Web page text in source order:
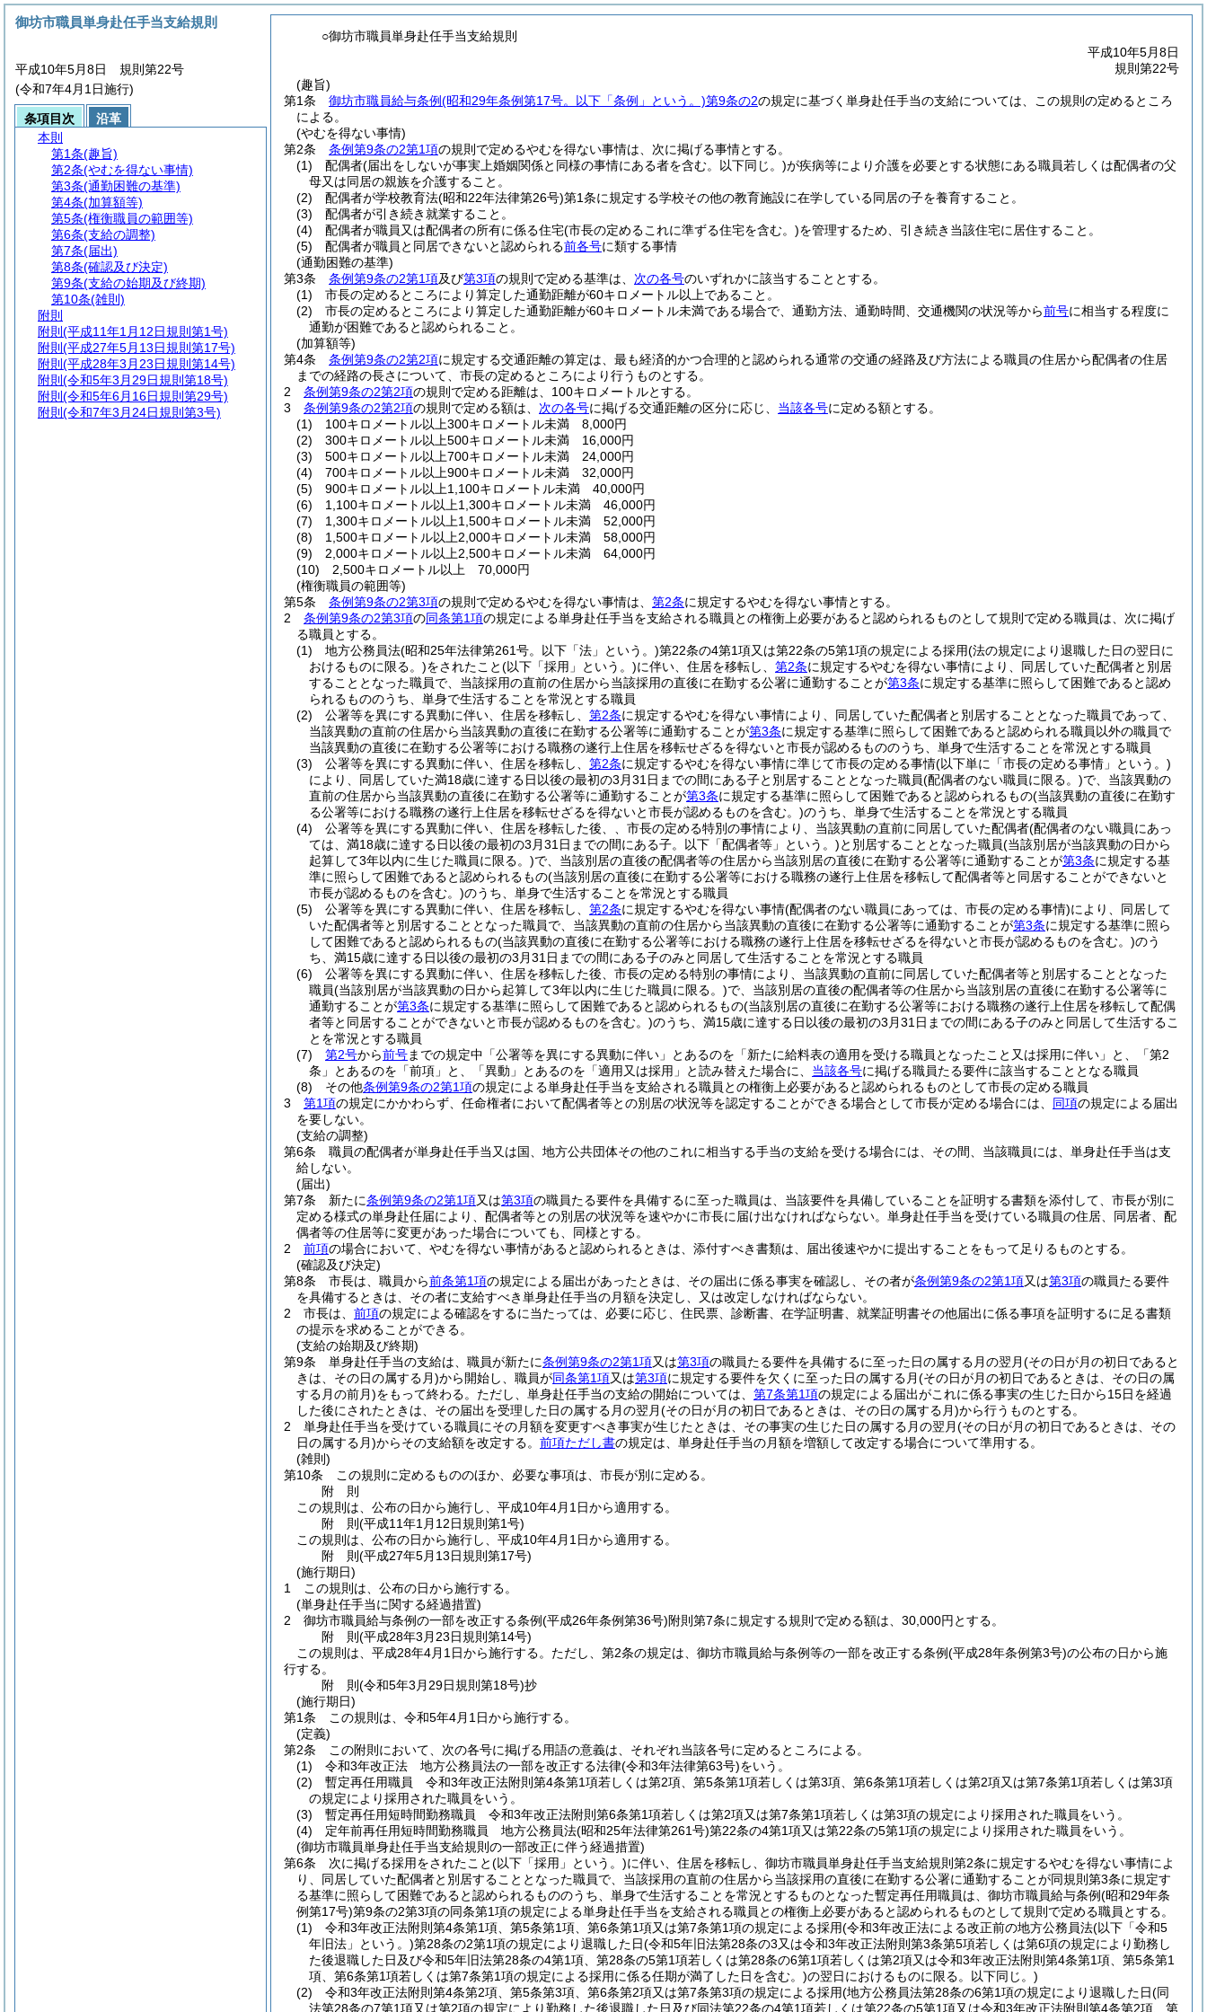
○御坊市職員単身赴任手当支給規則
平成10年5月8日
規則第22号
(趣旨)
第1条
御坊市職員給与条例(昭和29年条例第17号。以下「条例」という。)第9条の2の規定に基づく単身赴任手当の支給については、この規則の定めるところ
による。
(やむを得ない事情)
第2条
条例第9条の2第1項の規則で定めるやむを得ない事情は、次に掲げる事情とする。
(1)
配偶者(届出をしないが事実上婚姻関係と同様の事情にある者を含む。以下同じ。)が疾病等により介護を必要とする状態にある職員若しくは配偶者の父
母又は同居の親族を介護すること。
(2)
配偶者が学校教育法(昭和22年法律第26号)第1条に規定する学校その他の教育施設に在学している同居の子を養育すること。
(3)
配偶者が引き続き就業すること。
(4)
配偶者が職員又は配偶者の所有に係る住宅(市長の定めるこれに準ずる住宅を含む。)を管理するため、引き続き当該住宅に居住すること。
(5)
配偶者が職員と同居できないと認められる前各号に類する事情
(通勤困難の基準)
第3条
条例第9条の2第1項及び第3項の規則で定める基準は、 次の各号のいずれかに該当することとする。
(1)
市長の定めるところにより算定した通勤距離が60キロメートル以上であること。
(2)
市長の定めるところにより算定した通勤距離が60キロメートル未満である場合で、通勤方法、通勤時間、交通機関の状況等から前号に相当する程度に
通勤が困難であると認められること。
(加算額等)
第4条
条例第9条の2第2項に規定する交通距離の算定は、最も経済的かつ合理的と認められる通常の交通の経路及び方法による職員の住居から配偶者の住居
までの経路の長さについて、市長の定めるところにより行うものとする。
2
条例第9条の2第2項の規則で定める距離は、100キロメートルとする。
3
条例第9条の2第2項の規則で定める額は、 次の各号に掲げる交通距離の区分に応じ、 当該各号に定める額とする。
(1)
100キロメートル以上300キロメートル未満 8,000円
(2)
300キロメートル以上500キロメートル未満 16,000円
(3)
500キロメートル以上700キロメートル未満 24,000円
(4)
700キロメートル以上900キロメートル未満 32,000円
(5)
900キロメートル以上1,100キロメートル未満 40,000円
(6)
1,100キロメートル以上1,300キロメートル未満 46,000円
(7)
1,300キロメートル以上1,500キロメートル未満 52,000円
(8)
1,500キロメートル以上2,000キロメートル未満 58,000円
(9)
2,000キロメートル以上2,500キロメートル未満 64,000円
(10)
2,500キロメートル以上 70,000円
(権衡職員の範囲等)
第5条
条例第9条の2第3項の規則で定めるやむを得ない事情は、 第2条に規定するやむを得ない事情とする。
2
条例第9条の2第3項の同条第1項の規定による単身赴任手当を支給される職員との権衡上必要があると認められるものとして規則で定める職員は、次に掲げ
る職員とする。
(1)
地方公務員法(昭和25年法律第261号。以下「法」という。)第22条の4第1項又は第22条の5第1項の規定による採用(法の規定により退職した日の翌日に
おけるものに限る。)をされたこと(以下「採用」という。)に伴い、住居を移転し、 第2条に規定するやむを得ない事情により、同居していた配偶者と別居
することとなった職員で、当該採用の直前の住居から当該採用の直後に在勤する公署に通勤することが第3条に規定する基準に照らして困難であると認め
られるもののうち、単身で生活することを常況とする職員
(2)
公署等を異にする異動に伴い、住居を移転し、 第2条に規定するやむを得ない事情により、同居していた配偶者と別居することとなった職員であって、
当該異動の直前の住居から当該異動の直後に在勤する公署等に通勤することが第3条に規定する基準に照らして困難であると認められる職員以外の職員で
当該異動の直後に在勤する公署等における職務の遂行上住居を移転せざるを得ないと市長が認めるもののうち、単身で生活することを常況とする職員
(3)
公署等を異にする異動に伴い、住居を移転し、 第2条に規定するやむを得ない事情に準じて市長の定める事情(以下単に「市長の定める事情」という。)
により、同居していた満18歳に達する日以後の最初の3月31日までの間にある子と別居することとなった職員(配偶者のない職員に限る。)で、当該異動の
直前の住居から当該異動の直後に在勤する公署等に通勤することが第3条に規定する基準に照らして困難であると認められるもの(当該異動の直後に在勤す
る公署等における職務の遂行上住居を移転せざるを得ないと市長が認めるものを含む。)のうち、単身で生活することを常況とする職員
(4)
公署等を異にする異動に伴い、住居を移転した後、、市長の定める特別の事情により、当該異動の直前に同居していた配偶者(配偶者のない職員にあっ
ては、満18歳に達する日以後の最初の3月31日までの間にある子。以下「配偶者等」という。)と別居することとなった職員(当該別居が当該異動の日から
起算して3年以内に生じた職員に限る。)で、当該別居の直後の配偶者等の住居から当該別居の直後に在勤する公署等に通勤することが第3条に規定する基
準に照らして困難であると認められるもの(当該別居の直後に在勤する公署等における職務の遂行上住居を移転して配偶者等と同居することができないと
市長が認めるものを含む。)のうち、単身で生活することを常況とする職員
(5)
公署等を異にする異動に伴い、住居を移転し、 第2条に規定するやむを得ない事情(配偶者のない職員にあっては、市長の定める事情)により、同居して
いた配偶者等と別居することとなった職員で、当該異動の直前の住居から当該異動の直後に在勤する公署等に通勤することが第3条に規定する基準に照ら
して困難であると認められるもの(当該異動の直後に在勤する公署等における職務の遂行上住居を移転せざるを得ないと市長が認めるものを含む。)のう
ち、満15歳に達する日以後の最初の3月31日までの間にある子のみと同居して生活することを常況とする職員
(6)
公署等を異にする異動に伴い、住居を移転した後、市長の定める特別の事情により、当該異動の直前に同居していた配偶者等と別居することとなった
職員(当該別居が当該異動の日から起算して3年以内に生じた職員に限る。)で、当該別居の直後の配偶者等の住居から当該別居の直後に在勤する公署等に
通勤することが第3条に規定する基準に照らして困難であると認められるもの(当該別居の直後に在勤する公署等における職務の遂行上住居を移転して配偶
者等と同居することができないと市長が認めるものを含む。)のうち、満15歳に達する日以後の最初の3月31日までの間にある子のみと同居して生活するこ
とを常況とする職員
(7)
第2号から前号までの規定中「公署等を異にする異動に伴い」とあるのを「新たに給料表の適用を受ける職員となったこと又は採用に伴い」と、「第2
条」とあるのを「前項」と、「異動」とあるのを「適用又は採用」と読み替えた場合に、 当該各号に掲げる職員たる要件に該当することとなる職員
(8)
その他条例第9条の2第1項の規定による単身赴任手当を支給される職員との権衡上必要があると認められるものとして市長の定める職員
3
第1項の規定にかかわらず、任命権者において配偶者等との別居の状況等を認定することができる場合として市長が定める場合には、 同項の規定による届出
を要しない。
(支給の調整)
第6条
職員の配偶者が単身赴任手当又は国、地方公共団体その他のこれに相当する手当の支給を受ける場合には、その間、当該職員には、単身赴任手当は支
給しない。
(届出)
第7条
新たに条例第9条の2第1項又は第3項の職員たる要件を具備するに至った職員は、当該要件を具備していることを証明する書類を添付して、市長が別に
定める様式の単身赴任届により、配偶者等との別居の状況等を速やかに市長に届け出なければならない。 単身赴任手当を受けている職員の住居、同居者、配
偶者等の住居等に変更があった場合についても、同様とする。
2
前項の場合において、やむを得ない事情があると認められるときは、添付すべき書類は、届出後速やかに提出することをもって足りるものとする。
(確認及び決定)
第8条
市長は、職員から前条第1項の規定による届出があったときは、その届出に係る事実を確認し、その者が条例第9条の2第1項又は第3項の職員たる要件
を具備するときは、その者に支給すべき単身赴任手当の月額を決定し、又は改定しなければならない。
2
市長は、 前項の規定による確認をするに当たっては、必要に応じ、住民票、診断書、在学証明書、就業証明書その他届出に係る事項を証明するに足る書類
の提示を求めることができる。
(支給の始期及び終期)
第9条
単身赴任手当の支給は、職員が新たに条例第9条の2第1項又は第3項の職員たる要件を具備するに至った日の属する月の翌月(その日が月の初日であると
きは、その日の属する月)から開始し、職員が同条第1項又は第3項に規定する要件を欠くに至った日の属する月(その日が月の初日であるときは、その日の属
する月の前月)をもって終わる。 ただし、単身赴任手当の支給の開始については、 第7条第1項の規定による届出がこれに係る事実の生じた日から15日を経過
した後にされたときは、その届出を受理した日の属する月の翌月(その日が月の初日であるときは、その日の属する月)から行うものとする。
2
単身赴任手当を受けている職員にその月額を変更すべき事実が生じたときは、その事実の生じた日の属する月の翌月(その日が月の初日であるときは、その
日の属する月)からその支給額を改定する。 前項ただし書の規定は、単身赴任手当の月額を増額して改定する場合について準用する。
(雑則)
第10条
この規則に定めるもののほか、必要な事項は、市長が別に定める。
附 則
この規則は、公布の日から施行し、平成10年4月1日から適用する。
附 則(平成11年1月12日規則第1号)
この規則は、公布の日から施行し、平成10年4月1日から適用する。
附 則(平成27年5月13日規則第17号)
(施行期日)
1
この規則は、公布の日から施行する。
(単身赴任手当に関する経過措置)
2
御坊市職員給与条例の一部を改正する条例(平成26年条例第36号)附則第7条に規定する規則で定める額は、30,000円とする。
附 則(平成28年3月23日規則第14号)
この規則は、平成28年4月1日から施行する。 ただし、第2条の規定は、御坊市職員給与条例等の一部を改正する条例(平成28年条例第3号)の公布の日から施
行する。
附 則(令和5年3月29日規則第18号)抄
(施行期日)
第1条
この規則は、令和5年4月1日から施行する。
(定義)
第2条
この附則において、次の各号に掲げる用語の意義は、それぞれ当該各号に定めるところによる。
(1)
令和3年改正法 地方公務員法の一部を改正する法律(令和3年法律第63号)をいう。
(2)
暫定再任用職員 令和3年改正法附則第4条第1項若しくは第2項、第5条第1項若しくは第3項、第6条第1項若しくは第2項又は第7条第1項若しくは第3項
の規定により採用された職員をいう。
(3)
暫定再任用短時間勤務職員 令和3年改正法附則第6条第1項若しくは第2項又は第7条第1項若しくは第3項の規定により採用された職員をいう。
(4)
定年前再任用短時間勤務職員 地方公務員法(昭和25年法律第261号)第22条の4第1項又は第22条の5第1項の規定により採用された職員をいう。
(御坊市職員単身赴任手当支給規則の一部改正に伴う経過措置)
第6条
次に掲げる採用をされたこと(以下「採用」という。)に伴い、住居を移転し、御坊市職員単身赴任手当支給規則第2条に規定するやむを得ない事情によ
り、同居していた配偶者と別居することとなった職員で、当該採用の直前の住居から当該採用の直後に在勤する公署に通勤することが同規則第3条に規定す
る基準に照らして困難であると認められるもののうち、単身で生活することを常況とするものとなった暫定再任用職員は、御坊市職員給与条例(昭和29年条
例第17号)第9条の2第3項の同条第1項の規定による単身赴任手当を支給される職員との権衡上必要があると認められるものとして規則で定める職員とする。
(1)
令和3年改正法附則第4条第1項、第5条第1項、第6条第1項又は第7条第1項の規定による採用(令和3年改正法による改正前の地方公務員法(以下「令和5
年旧法」という。)第28条の2第1項の規定により退職した日(令和5年旧法第28条の3又は令和3年改正法附則第3条第5項若しくは第6項の規定により勤務し
た後退職した日及び令和5年旧法第28条の4第1項、第28条の5第1項若しくは第28条の6第1項若しくは第2項又は令和3年改正法附則第4条第1項、第5条第1
項、第6条第1項若しくは第7条第1項の規定による採用に係る任期が満了した日を含む。)の翌日におけるものに限る。以下同じ。)
(2)
令和3年改正法附則第4条第2項、第5条第3項、第6条第2項又は第7条第3項の規定による採用(地方公務員法第28条の6第1項の規定により退職した日(同
法第28条の7第1項又は第2項の規定により勤務した後退職した日及び同法第22条の4第1項若しくは第22条の5第1項又は令和3年改正法附則第4条第2項、第
御坊市職員単身赴任手当支給規則
平成10年5月8日 規則第22号
(令和7年4月1日施行)
条項目次
沿革
本則
第1条(趣旨)
第2条(やむを得ない事情)
第3条(通勤困難の基準)
第4条(加算額等)
第5条(権衡職員の範囲等)
第6条(支給の調整)
第7条(届出)
第8条(確認及び決定)
第9条(支給の始期及び終期)
第10条(雑則)
附則
附則 (平成11年1月12日規則第1号)
附則 (平成27年5月13日規則第17号)
附則 (平成28年3月23日規則第14号)
附則 (令和5年3月29日規則第18号)
附則 (令和5年6月16日規則第29号)
附則 (令和7年3月24日規則第3号)